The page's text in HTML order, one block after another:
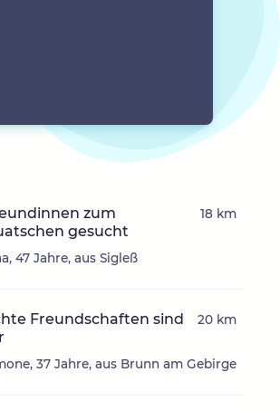
zum
gesucht
47 Jahre, aus Sigleß
18 km
Freundschaften sind
37 Jahre, aus Brunn am Gebirge
20 km